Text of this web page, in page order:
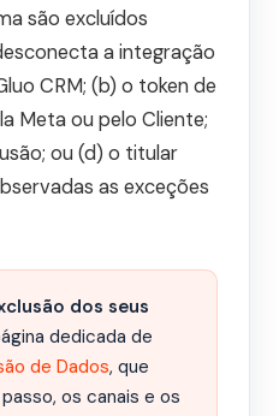
são excluídos
a integração
CRM; (b) o token de
Meta ou pelo Cliente;
ou (d) o titular
as exceções
dos seus
dedicada de
de Dados, que
os canais e os